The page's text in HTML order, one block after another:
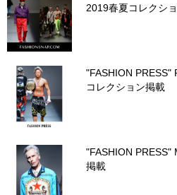
2019春夏コレクシ
"FASHION PRESS"
コレクション掲載
"FASHION PRESS"
掲載